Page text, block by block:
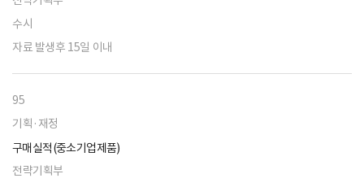
수시
자료 발생후 15일 이내
95
기획·재정
구매실적(중소기업제품)
전략기획부